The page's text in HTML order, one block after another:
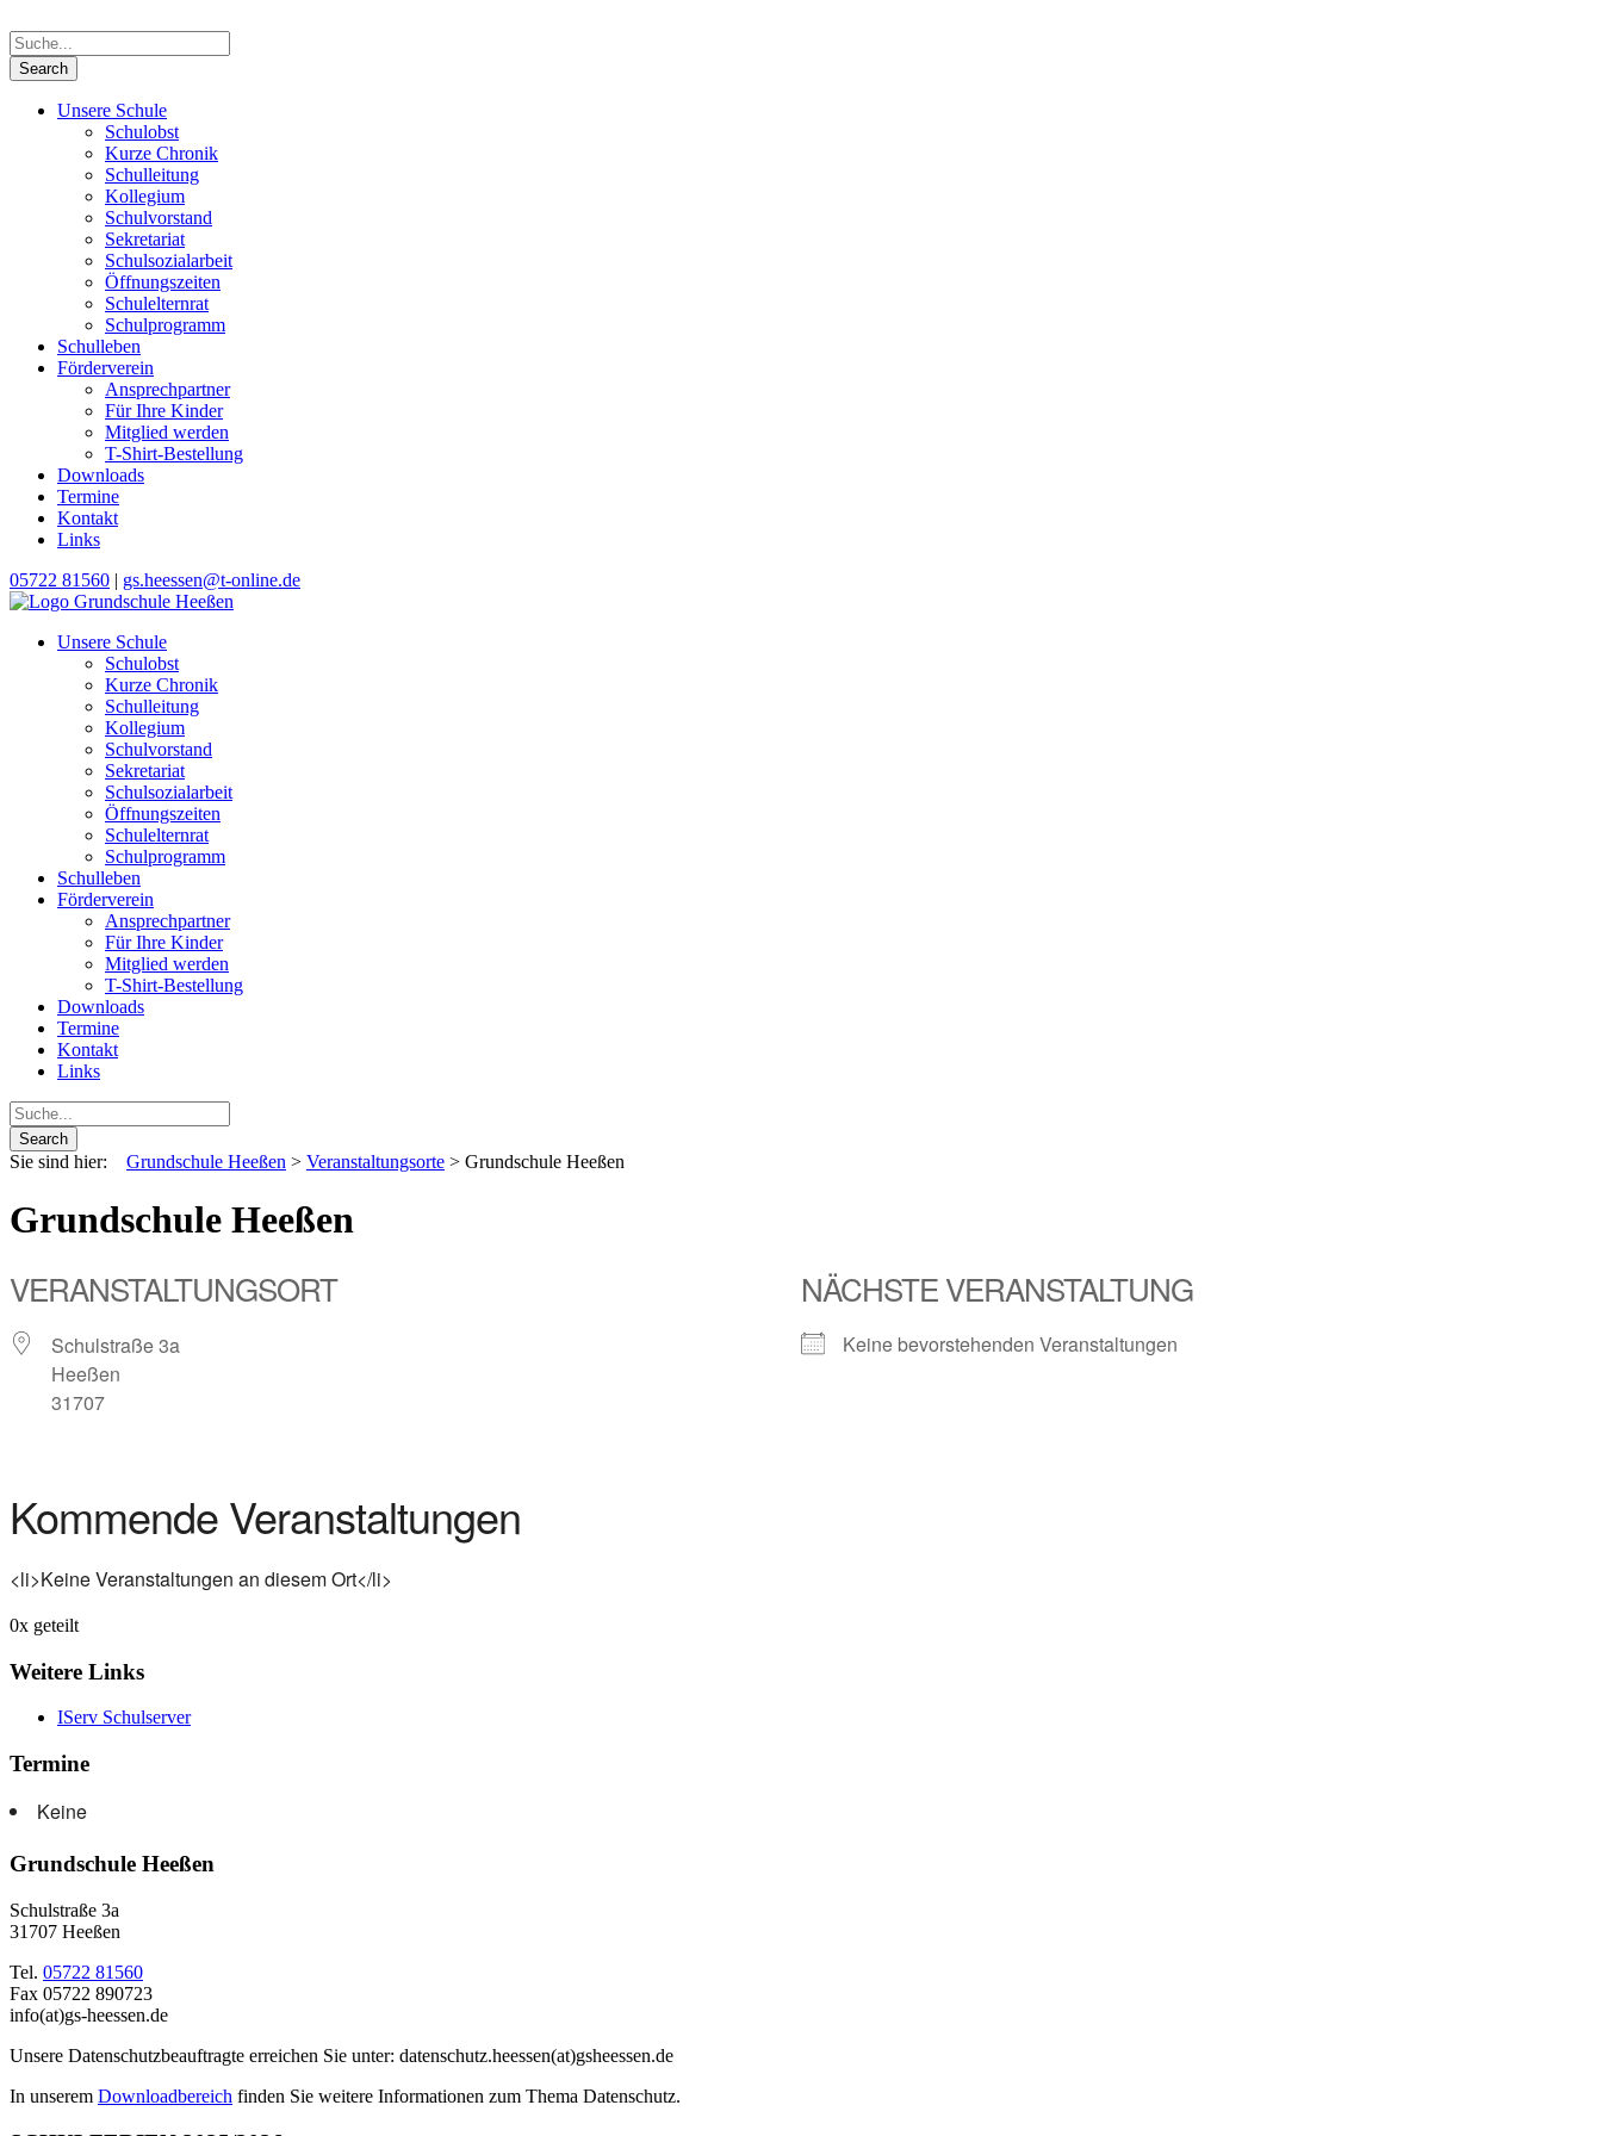
Unsere Schule
Schulobst
Kurze Chronik
Schulleitung
Kollegium
Schulvorstand
Sekretariat
Schulsozialarbeit
Öffnungszeiten
Schulelternrat
Schulprogramm
Schulleben
Förderverein
Ansprechpartner
Für Ihre Kinder
Mitglied werden
T-Shirt-Bestellung
Downloads
Termine
Kontakt
Links
05722 81560 | gs.heessen@t-online.de
Unsere Schule
Schulobst
Kurze Chronik
Schulleitung
Kollegium
Schulvorstand
Sekretariat
Schulsozialarbeit
Öffnungszeiten
Schulelternrat
Schulprogramm
Schulleben
Förderverein
Ansprechpartner
Für Ihre Kinder
Mitglied werden
T-Shirt-Bestellung
Downloads
Termine
Kontakt
Links
Sie sind hier: Grundschule Heeßen > Veranstaltungsorte > Grundschule Heeßen
Grundschule Heeßen
VERANSTALTUNGSORT
Schulstraße 3a
Heeßen
31707
NÄCHSTE VERANSTALTUNG
Keine bevorstehenden Veranstaltungen
Kommende Veranstaltungen
<li>Keine Veranstaltungen an diesem Ort</li>
0x geteilt
Weitere Links
IServ Schulserver
Termine
Keine
Grundschule Heeßen
Schulstraße 3a
31707 Heeßen
Tel. 05722 81560
Fax 05722 890723
info(at)gs-heessen.de
Unsere Datenschutzbeauftragte erreichen Sie unter: datenschutz.heessen(at)gsheessen.de
In unserem Downloadbereich finden Sie weitere Informationen zum Thema Datenschutz.